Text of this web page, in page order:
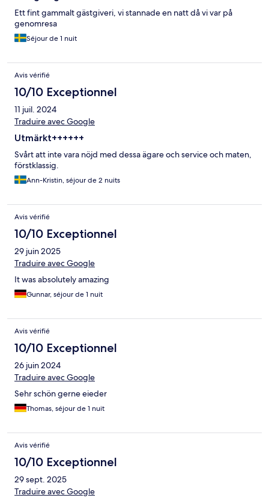
Ett fint gammalt gästgiveri, vi stannade en natt då vi var på
genomresa
Séjour de 1 nuit
Avis vérifié
10/10 Exceptionnel
11 juil. 2024
Traduire avec Google
Utmärkt++++++
Svårt att inte vara nöjd med dessa ägare och service och maten,
förstklassig.
Ann-Kristin, séjour de 2 nuits
Avis vérifié
10/10 Exceptionnel
29 juin 2025
Traduire avec Google
It was absolutely amazing
Gunnar, séjour de 1 nuit
Avis vérifié
10/10 Exceptionnel
26 juin 2024
Traduire avec Google
Sehr schön gerne eieder
Thomas, séjour de 1 nuit
Avis vérifié
10/10 Exceptionnel
29 sept. 2025
Traduire avec Google